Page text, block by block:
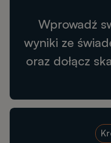
Wprowadź
wyniki ze
oraz dołącz